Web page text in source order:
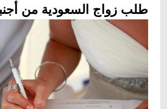
طلب زواج السعودية من